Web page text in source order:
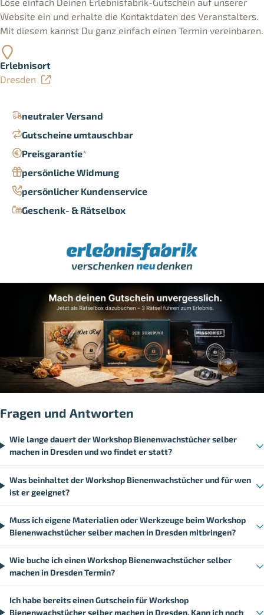
neutraler Versand
Gutscheine umtauschbar
Preisgarantie*
persönliche Widmung
persönlicher Kundenservice
Geschenk- & Rätselbox
Website ein und erhalte die Kontaktdaten des Veranstalters.
Mit diesem kannst Du ganz einfach einen Termin vereinbaren.
Erlebnisort
Dresden
Fragen und Antworten
Wie lange dauert der Workshop Bienenwachstücher selber
machen in Dresden und wo findet er statt?
Was beinhaltet der Workshop Bienenwachstücher und für wen
ist er geeignet?
Muss ich eigene Materialien oder Werkzeuge beim Workshop
Bienenwachstücher selber machen in Dresden mitbringen?
Wie buche ich einen Workshop Bienenwachstücher selber
machen in Dresden Termin?
Ich habe bereits einen Gutschein für Workshop
Bienenwachstücher selber machen in Dresden. Kann ich noch